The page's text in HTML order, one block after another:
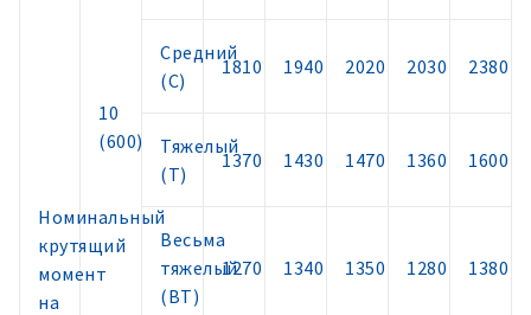
Номинальный
крутящий
момент
на
10
(600)
Средний
(С)
1810 1940 2020 2030 2380
Тяжелый
(Т)
1370 1430 1470 1360 1600
Весьма
тяжелый
(ВТ)
1270 1340 1350 1280 1380